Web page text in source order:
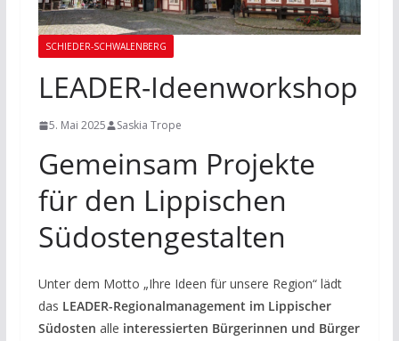
SCHIEDER-SCHWALENBERG
LEADER-Ideenworkshop
5. Mai 2025 Saskia Trope
Gemeinsam Projekte
für den Lippischen
Südostengestalten
Unter dem Motto „Ihre Ideen für unsere Region“ lädt
das LEADER-Regionalmanagement im Lippischer
Südosten alle interessierten Bürgerinnen und Bürger